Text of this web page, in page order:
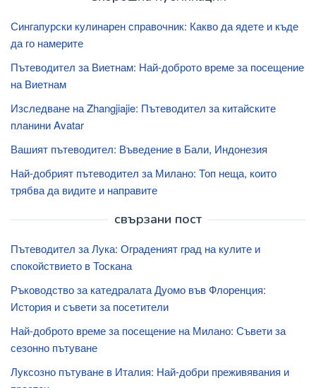
Сингапурски кулинарен справочник: Какво да ядете и къде
да го намерите
Пътеводител за Виетнам: Най-доброто време за посещение
на Виетнам
Изследване на Zhangjiajie: Пътеводител за китайските
планини Avatar
Вашият пътеводител: Въведение в Бали, Индонезия
Най-добрият пътеводител за Милано: Топ неща, които
трябва да видите и направите
свързани пост
Пътеводител за Лука: Ограденият град на кулите и
спокойствието в Тоскана
Ръководство за катедралата Дуомо във Флоренция:
История и съвети за посетители
Най-доброто време за посещение на Милано: Съвети за
сезонно пътуване
Луксозно пътуване в Италия: Най-добри преживявания и